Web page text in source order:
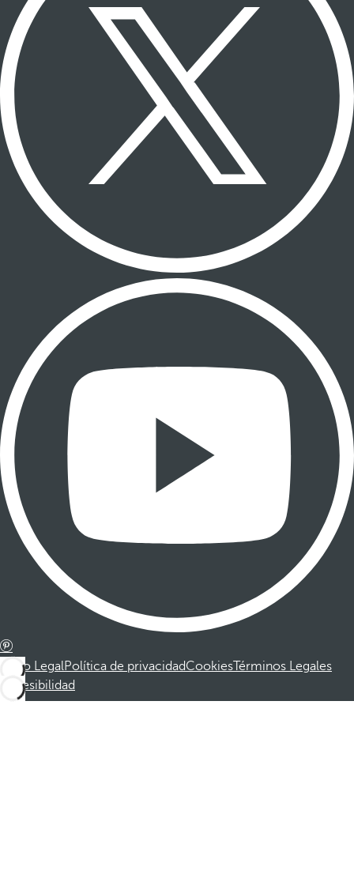
Aviso LegalPolítica de privacidadCookiesTérminos Legales
Accesibilidad